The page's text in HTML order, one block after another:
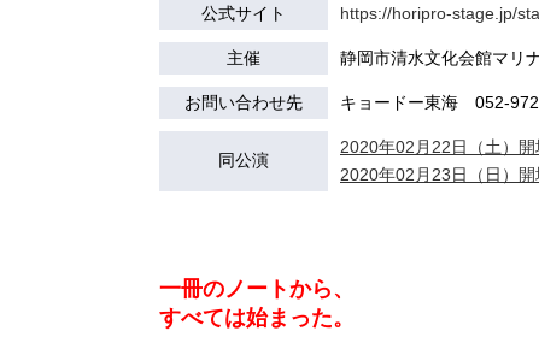
公式サイト https://horipro-stage.jp/
主催 静岡市清水文化会館マリ
お問い合わせ先 キョードー東海 052-
同公演
2020年02月22日（土）
2020年02月23日（日）
一冊のノートから、
すべては始まった。